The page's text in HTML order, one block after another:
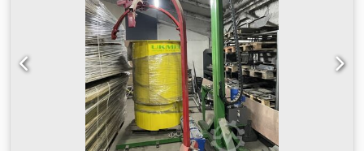
ontwerpsnelheid bedraagt 15 m/min bij 50 Hz. De lengte
en hoogte kunnen naar uw wensen worden aangepast.
Csdpfx Aswdgfujnksha